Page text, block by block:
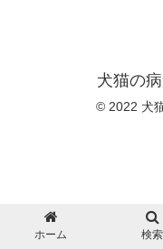
犬猫の
© 2022 犬
ホーム 検索